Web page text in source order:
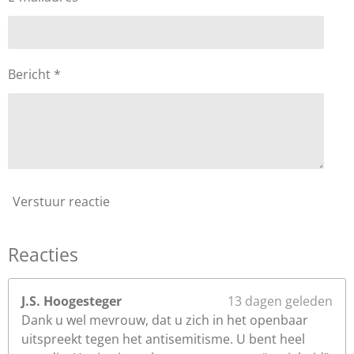
r
Bericht *
Verstuur reactie
Reacties
J.S. Hoogesteger
13 dagen geleden
Dank u wel mevrouw, dat u zich in het openbaar
uitspreekt tegen het antisemitisme. U bent heel